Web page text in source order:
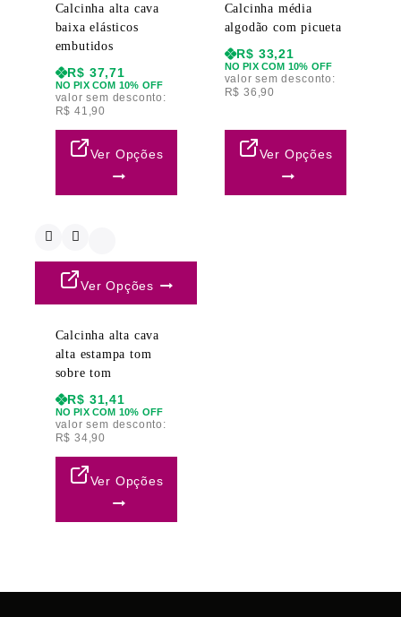
Calcinha alta cava
baixa elásticos
embutidos
R$ 37,71
NO PIX COM 10% OFF
valor sem desconto:
R$ 41,90
Ver Opções
Calcinha média
algodão com picueta
R$ 33,21
NO PIX COM 10% OFF
valor sem desconto:
R$ 36,90
Ver Opções
Ver Opções
Calcinha alta cava
alta estampa tom
sobre tom
R$ 31,41
NO PIX COM 10% OFF
valor sem desconto:
R$ 34,90
Ver Opções